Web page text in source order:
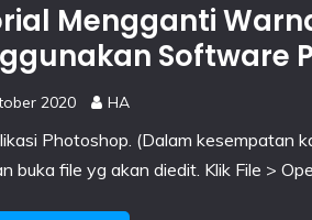
Mengganti
Software
2020 HA
Photoshop. (Dalam kesempatan
buka file yg akan diedit. Klik File >